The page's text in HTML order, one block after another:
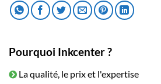
Pourquoi Inkcenter ?
La qualité, le prix et l'expertise